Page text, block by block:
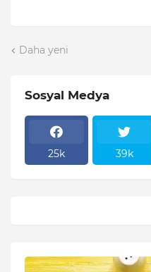
Daha yeni
Sosyal Medya
25k 39k